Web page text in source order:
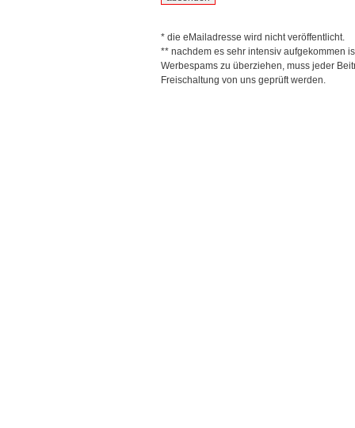
* die eMailadresse wird nicht veröffentlicht.
** nachdem es sehr intensiv aufgekommen
Werbespams zu überziehen, muss jeder
Freischaltung von uns geprüft werden.